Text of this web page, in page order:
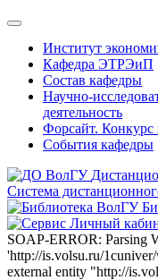
Институт
Кафедра ЭТРЭиП
Состав кафедры
Научно-
деятельность
Форсайт. Конкурс
События кафедры
Система
SOAP-ERROR: Parsing
'http://is.volsu.ru/
external entity "http://